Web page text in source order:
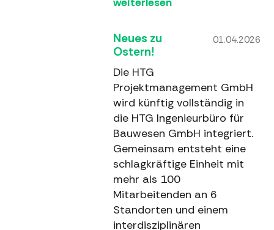
01.04.2026
Neues zu
Ostern!
Die HTG
Projektmanagement GmbH
wird künftig vollständig in
die HTG Ingenieurbüro für
Bauwesen GmbH integriert.
Gemeinsam entsteht eine
schlagkräftige Einheit mit
mehr als 100
Mitarbeitenden an 6
Standorten und einem
interdisziplinären